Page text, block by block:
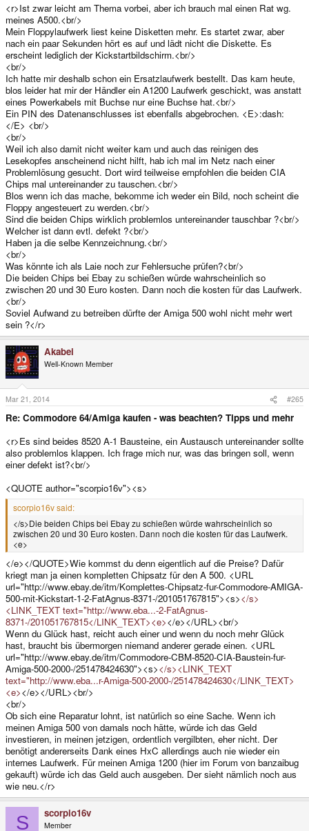
<r>Ist zwar leicht am Thema vorbei, aber ich brauch mal einen Rat wg.
meines A500.<br/>
Mein Floppylaufwerk liest keine Disketten mehr. Es startet zwar, aber
nach ein paar Sekunden hört es auf und lädt nicht die Diskette. Es
erscheint lediglich der Kickstartbildschirm.<br/>
<br/>
Ich hatte mir deshalb schon ein Ersatzlaufwerk bestellt. Das kam heute,
blos leider hat mir der Händler ein A1200 Laufwerk geschickt, was anstatt
eines Powerkabels mit Buchse nur eine Buchse hat.<br/>
Ein PIN des Datenanschlusses ist ebenfalls abgebrochen. <E>:dash:
</E> <br/>
<br/>
Weil ich also damit nicht weiter kam und auch das reinigen des
Lesekopfes anscheinend nicht hilft, hab ich mal im Netz nach einer
Problemlösung gesucht. Dort wird teilweise empfohlen die beiden CIA
Chips mal untereinander zu tauschen.<br/>
Blos wenn ich das mache, bekomme ich weder ein Bild, noch scheint die
Floppy angesteuert zu werden.<br/>
Sind die beiden Chips wirklich problemlos untereinander tauschbar ?<br/>
Welcher ist dann evtl. defekt ?<br/>
Haben ja die selbe Kennzeichnung.<br/>
<br/>
Was könnte ich als Laie noch zur Fehlersuche prüfen?<br/>
Die beiden Chips bei Ebay zu schießen würde wahrscheinlich so
zwischen 20 und 30 Euro kosten. Dann noch die kosten für das Laufwerk.
<br/>
Soviel Aufwand zu betreiben dürfte der Amiga 500 wohl nicht mehr wert
sein ?</r>
Akabei
Well-Known Member
Mar 21, 2014 #265
Re: Commodore 64/Amiga kaufen - was beachten? Tipps und mehr
<r>Es sind beides 8520 A-1 Bausteine, ein Austausch untereinander sollte
also problemlos klappen. Ich frage mich nur, was das bringen soll, wenn
einer defekt ist?<br/>
<QUOTE author="scorpio16v"><s>
scorpio16v said:
</s>Die beiden Chips bei Ebay zu schießen würde wahrscheinlich so
zwischen 20 und 30 Euro kosten. Dann noch die kosten für das Laufwerk.
<e>
</e></QUOTE>Wie kommst du denn eigentlich auf die Preise? Dafür
kriegt man ja einen kompletten Chipsatz für den A 500. <URL
url="http://www.ebay.de/itm/Komplettes-Chipsatz-fur-Commodore-AMIGA-
500-mit-Kickstart-1-2-FatAgnus-8371-/201051767815"><s></s>
<LINK_TEXT text="http://www.eba...-2-FatAgnus-
8371-/201051767815</LINK_TEXT><e></e></URL><br/>
Wenn du Glück hast, reicht auch einer und wenn du noch mehr Glück
hast, braucht bis übermorgen niemand anderer gerade einen. <URL
url="http://www.ebay.de/itm/Commodore-CBM-8520-CIA-Baustein-fur-
Amiga-500-2000-/251478424630"><s></s><LINK_TEXT
text="http://www.eba...r-Amiga-500-2000-/251478424630</LINK_TEXT>
<e></e></URL><br/>
<br/>
Ob sich eine Reparatur lohnt, ist natürlich so eine Sache. Wenn ich
meinen Amiga 500 von damals noch hätte, würde ich das Geld
investieren, in meinen jetzigen, ordentlich vergilbten, eher nicht. Der
benötigt andererseits Dank eines HxC allerdings auch nie wieder ein
internes Laufwerk. Für meinen Amiga 1200 (hier im Forum von banzaibug
gekauft) würde ich das Geld auch ausgeben. Der sieht nämlich noch aus
wie neu.</r>
S scorpio16v
Member